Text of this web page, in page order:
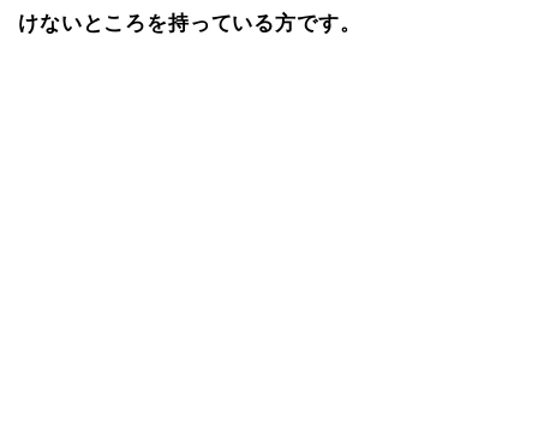
けないところを持っている方です。